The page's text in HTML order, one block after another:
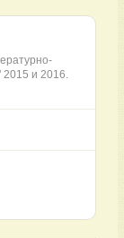
2015 и 2016.